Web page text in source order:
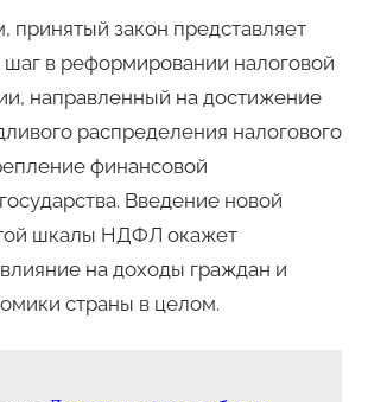
принятый закон представляет
в реформировании налоговой
направленный на достижение
распределения налогового
финансовой
Введение новой
шкалы НДФЛ окажет
на доходы граждан и
страны в целом.